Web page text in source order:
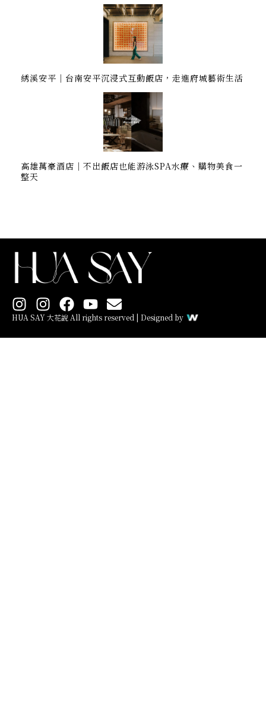
綉溪安平｜台南安平沉浸式互動飯店，走進府城藝術生活
高雄萬豪酒店｜不出飯店也能游泳SPA水療、購物美食一
整天
I
n
s
I
n
s
F
a
c
Y
o
u
E
n
v
HUA SAY 大花說 All rights reserved | Designed by